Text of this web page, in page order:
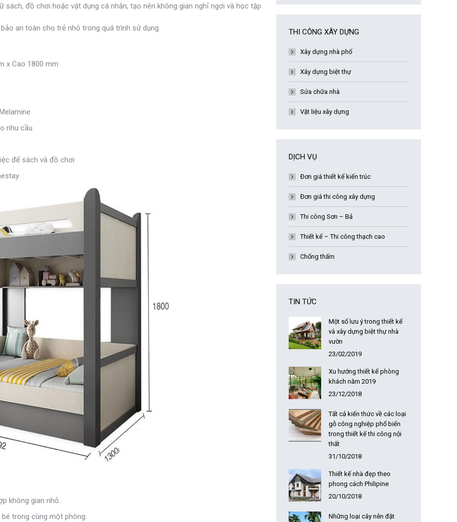
đồ chơi hoặc vật dụng cá nhân, tạo nên không gian nghỉ ngơi và học tập
an toàn cho trẻ nhỏ trong quá trình sử dụng.
x Cao 1800 mm
nhu cầu
để sách và đồ chơi
không gian nhỏ.
trong cùng một phòng.
THI CÔNG XÂY DỰNG
Xây dựng nhà phố
Xây dựng biệt thự
Sửa chữa nhà
Vật liệu xây dựng
DỊCH VỤ
Đơn giá thiết kế kiến trúc
Đơn giá thi công xây dựng
Thi công Sơn – Bả
Thiết kế – Thi công thạch cao
Chống thấm
TIN TỨC
Một số lưu ý trong thiết kế
và xây dựng biệt thự nhà
vườn
23/02/2019
Xu hướng thiết kế phòng
khách năm 2019
23/12/2018
Tất cả kiến thức về các loại
gỗ công nghiệp phổ biến
trong thiết kế thi công nội
thất
31/10/2018
Thiết kế nhà đẹp theo
phong cách Philipine
20/10/2018
Những loại cây nên đặt